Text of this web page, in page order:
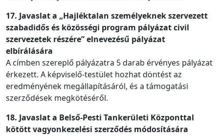
17. Javaslat a „Hajléktalan személyeknek szervezett
szabadidős és közösségi program pályázat civil
szervezetek részére” elnevezésű pályázat
elbírálására
A címben szereplő pályázatra 5 darab érvényes pályázat
érkezett. A képviselő-testület hozhat döntést az
eredményének megállapításáról, és a támogatási
szerződések megkötéséről.
18. Javaslat a Belső-Pesti Tankerületi Központtal
kötött vagyonkezelési szerződés módosítására